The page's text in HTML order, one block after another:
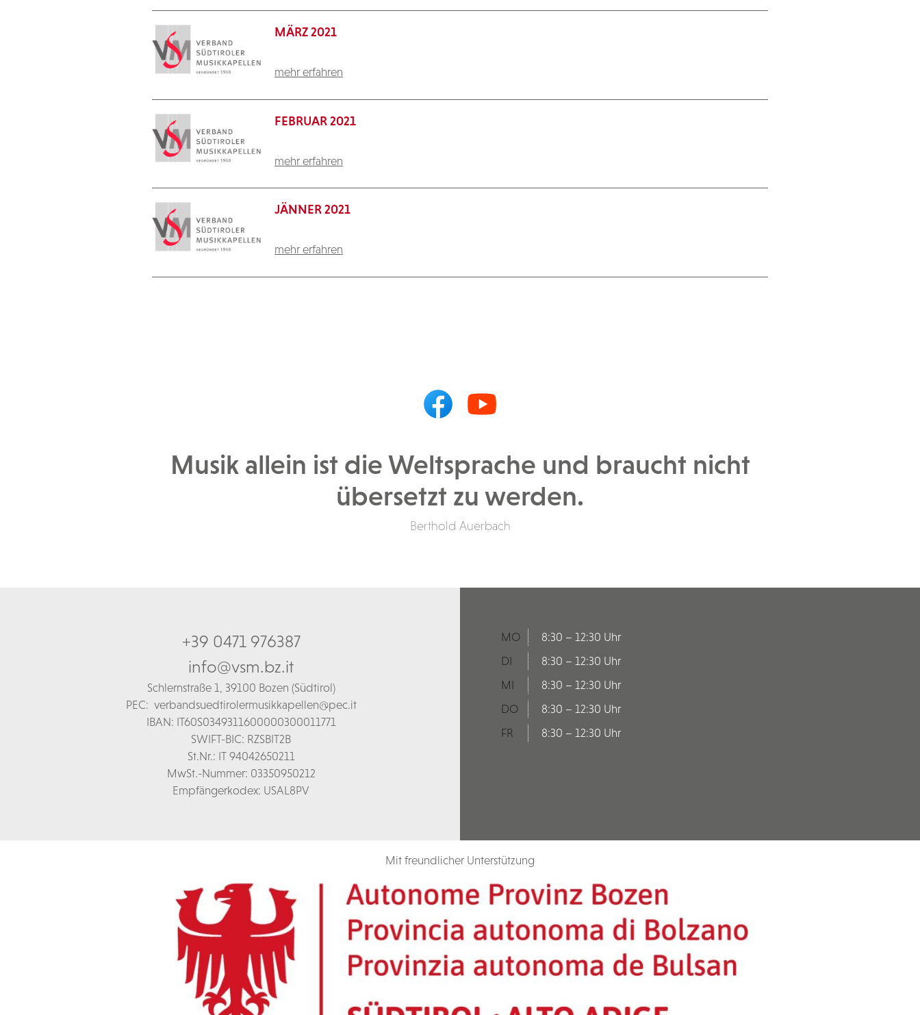
MÄRZ 2021
mehr erfahren
FEBRUAR 2021
mehr erfahren
JÄNNER 2021
mehr erfahren
Musik allein ist die Weltsprache und braucht nicht
übersetzt zu werden.
Berthold Auerbach
+39 0471 976387
info@vsm.bz.it
Schlernstraße 1, 39100 Bozen (Südtirol)
PEC: verbandsuedtirolermusikkapellen@pec.it
IBAN: IT60S0349311600000300011771
SWIFT-BIC: RZSBIT2B
St.Nr.: IT 94042650211
MwSt.-Nummer: 03350950212
Empfängerkodex: USAL8PV
MO
8:30 – 12:30 Uhr
DI
8:30 – 12:30 Uhr
MI
8:30 – 12:30 Uhr
DO
8:30 – 12:30 Uhr
FR
8:30 – 12:30 Uhr
Mit freundlicher Unterstützung